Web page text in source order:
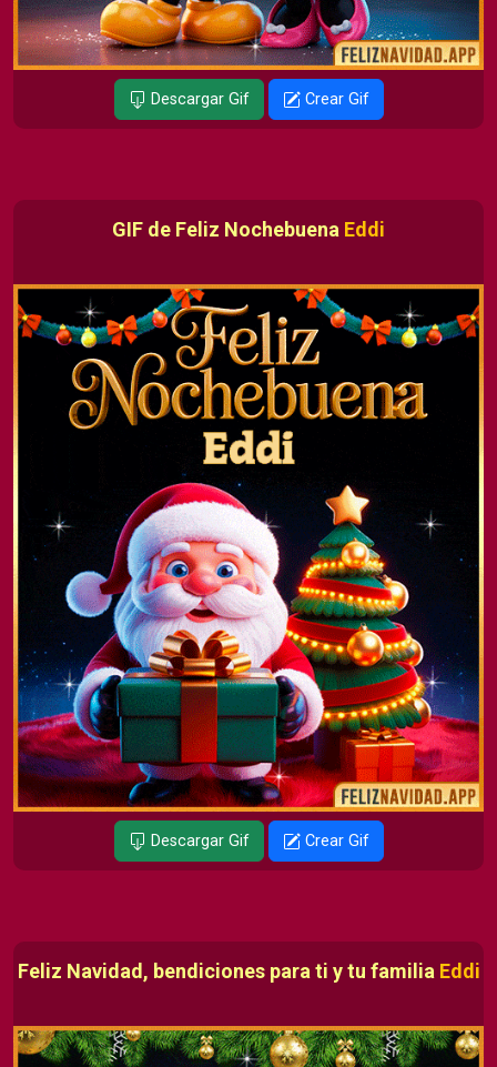
Descargar Gif Crear Gif
GIF de Feliz Nochebuena Eddi
Descargar Gif Crear Gif
Feliz Navidad, bendiciones para ti y tu familia Eddi